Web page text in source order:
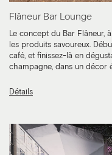
Flâneur Bar Lounge
Le concept du Bar Flâneur,
les produits savoureux.
café, et finissez-là en
champagne, dans un décor
Détails